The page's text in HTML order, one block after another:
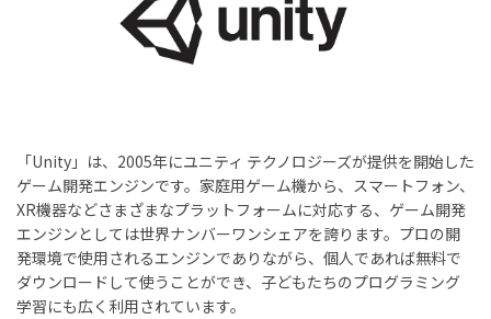
「Unity」は、2005年にユニティ テクノロジーズが提供を開始した
ゲーム開発エンジンです。家庭用ゲーム機から、スマートフォン、
XR機器などさまざまなプラットフォームに対応する、ゲーム開発
エンジンとしては世界ナンバーワンシェアを誇ります。プロの開
発環境で使用されるエンジンでありながら、個人であれば無料で
ダウンロードして使うことができ、子どもたちのプログラミング
学習にも広く利用されています。